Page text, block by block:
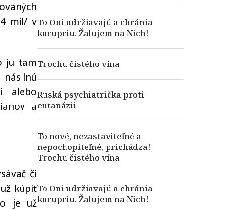
mil/ v
ju tam
alebo
a
či
kúpiť
je už
To Oni udržiavajú a chránia
korupciu. Žalujem na Nich!
Trochu čistého vína
Ruská psychiatrička proti
eutanázii
To nové, nezastaviteľné a
nepochopiteľné, prichádza!
Trochu čistého vína
To Oni udržiavajú a chránia
korupciu. Žalujem na Nich!